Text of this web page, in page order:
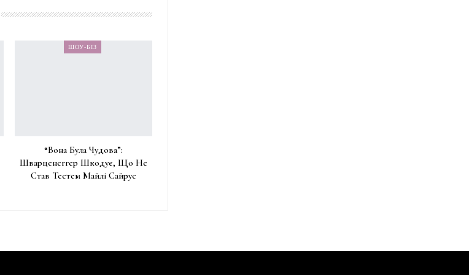
ШОУ-БІЗ
“Вона Була Чудова”:
Шварценеггер Шкодує, Що Не
Став Тестем Майлі Сайрус